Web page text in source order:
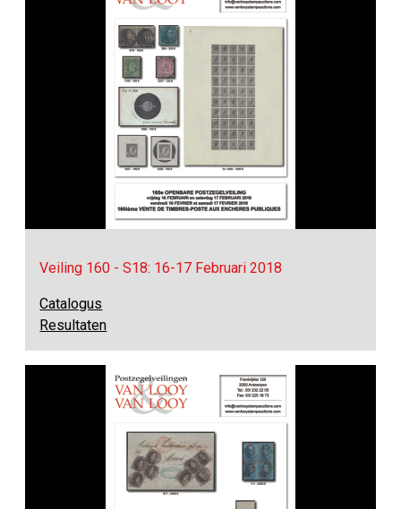
Veiling 160 - S18: 16-17 Februari 2018
Catalogus
Resultaten